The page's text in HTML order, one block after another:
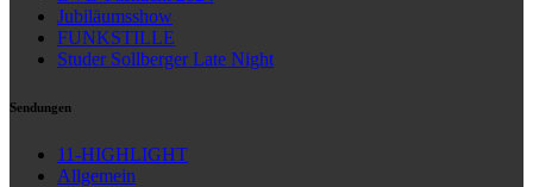
Jubiläumsshow
FUNKSTILLE
Studer Sollberger Late Night
Sendungen
11-HIGHLIGHT
Allgemein